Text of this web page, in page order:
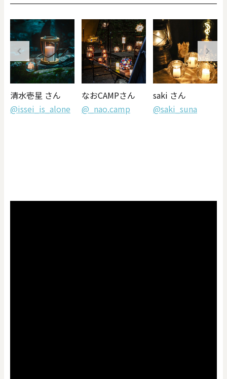
清水壱星 さん
@issei_is_alone
なおCAMPさん
@_nao.camp
saki さん
@saki_suna